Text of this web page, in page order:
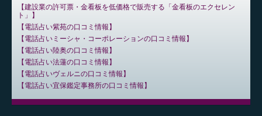
建設業の許可票・金看板を低価格で販売する「金看板のエクセレン
ト」
電話占い紫苑の口コミ情報
電話占いミーシャ・コーポレーションの口コミ情報
電話占い陸奥の口コミ情報
電話占い法蓮の口コミ情報
電話占いヴェルニの口コミ情報
電話占い宜保鑑定事務所の口コミ情報